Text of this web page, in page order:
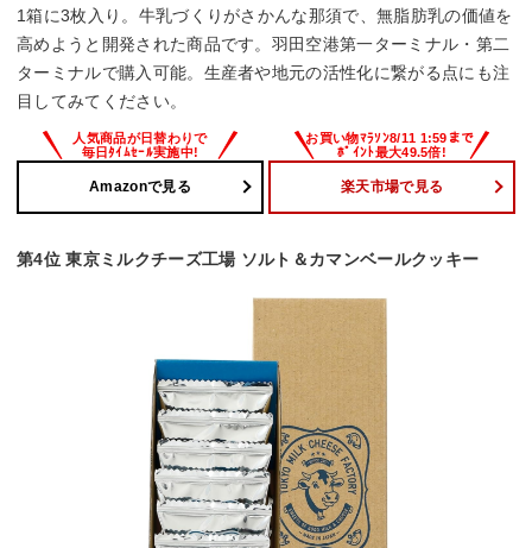
1箱に3枚入り。牛乳づくりがさかんな那須で、無脂肪乳の価値を
高めようと開発された商品です。羽田空港第一ターミナル・第二
ターミナルで購入可能。生産者や地元の活性化に繋がる点にも注
目してみてください。
Amazonで見る 楽天市場で見る
第4位 東京ミルクチーズ工場 ソルト＆カマンベールクッキー